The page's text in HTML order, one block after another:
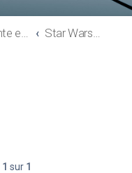
Détente et communauté Mint In Box Star Wars en Direct
1 sur 1